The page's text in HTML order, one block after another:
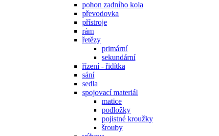
pohon zadního kola
převodovka
přístroje
rám
řetězy
primární
sekundární
řízení - řidítka
sání
sedla
spojovací materiál
matice
podložky
pojistné kroužky
šrouby